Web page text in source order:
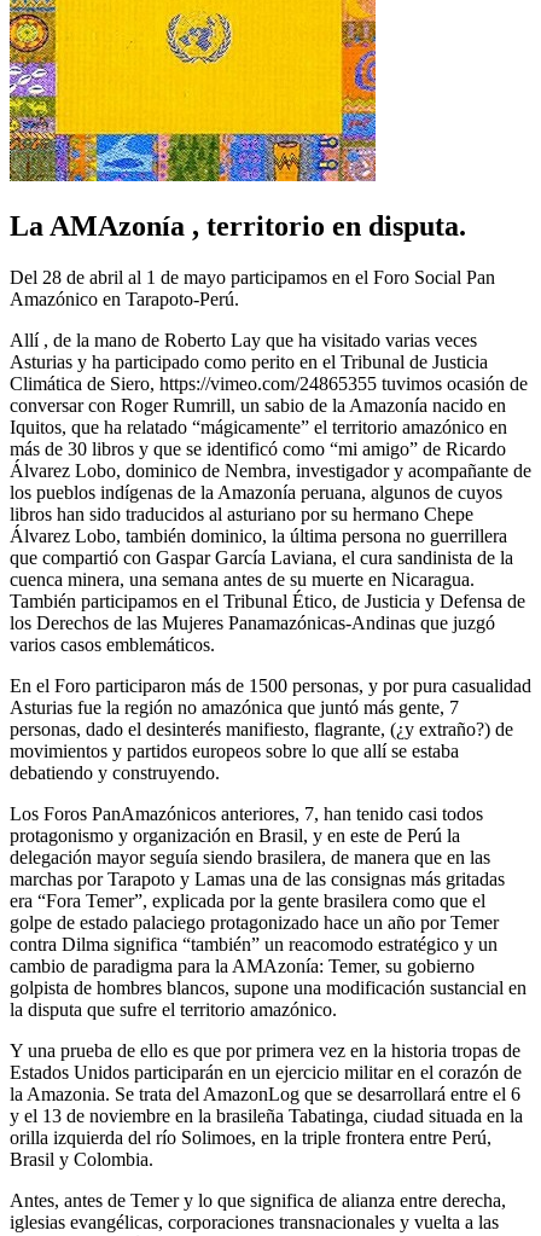
La AMAzonía , territorio en disputa.
Del 28 de abril al 1 de mayo participamos en el Foro Social Pan
Amazónico en Tarapoto-Perú.
Allí , de la mano de Roberto Lay que ha visitado varias veces
Asturias y ha participado como perito en el Tribunal de Justicia
Climática de Siero, https://vimeo.com/24865355 tuvimos ocasión de
conversar con Roger Rumrill, un sabio de la Amazonía nacido en
Iquitos, que ha relatado “mágicamente” el territorio amazónico en
más de 30 libros y que se identificó como “mi amigo” de Ricardo
Álvarez Lobo, dominico de Nembra, investigador y acompañante de
los pueblos indígenas de la Amazonía peruana, algunos de cuyos
libros han sido traducidos al asturiano por su hermano Chepe
Álvarez Lobo, también dominico, la última persona no guerrillera
que compartió con Gaspar García Laviana, el cura sandinista de la
cuenca minera, una semana antes de su muerte en Nicaragua.
También participamos en el Tribunal Ético, de Justicia y Defensa de
los Derechos de las Mujeres Panamazónicas-Andinas que juzgó
varios casos emblemáticos.
En el Foro participaron más de 1500 personas, y por pura casualidad
Asturias fue la región no amazónica que juntó más gente, 7
personas, dado el desinterés manifiesto, flagrante, (¿y extraño?) de
movimientos y partidos europeos sobre lo que allí se estaba
debatiendo y construyendo.
Los Foros PanAmazónicos anteriores, 7, han tenido casi todos
protagonismo y organización en Brasil, y en este de Perú la
delegación mayor seguía siendo brasilera, de manera que en las
marchas por Tarapoto y Lamas una de las consignas más gritadas
era “Fora Temer”, explicada por la gente brasilera como que el
golpe de estado palaciego protagonizado hace un año por Temer
contra Dilma significa “también” un reacomodo estratégico y un
cambio de paradigma para la AMAzonía: Temer, su gobierno
golpista de hombres blancos, supone una modificación sustancial en
la disputa que sufre el territorio amazónico.
Y una prueba de ello es que por primera vez en la historia tropas de
Estados Unidos participarán en un ejercicio militar en el corazón de
la Amazonia. Se trata del AmazonLog que se desarrollará entre el 6
y el 13 de noviembre en la brasileña Tabatinga, ciudad situada en la
orilla izquierda del río Solimoes, en la triple frontera entre Perú,
Brasil y Colombia.
Antes, antes de Temer y lo que significa de alianza entre derecha,
iglesias evangélicas, corporaciones transnacionales y vuelta a las